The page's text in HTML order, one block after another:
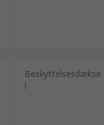
Beskyttelsesdækse
l